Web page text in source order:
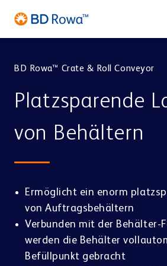
日本語
PRODUKTE
BD Rowa™
BD Rowa™
Blisterzentrum
Micro Fulfillment
Service
Über BD Rowa
BD Rowa™ Crate & Roll Conveyor
Platzsparende
von Behältern
Ermöglicht ein enorm
von Auftragsbehältern
Verbunden mit der Behälter-
werden die Behälter
Befüllpunkt gebracht